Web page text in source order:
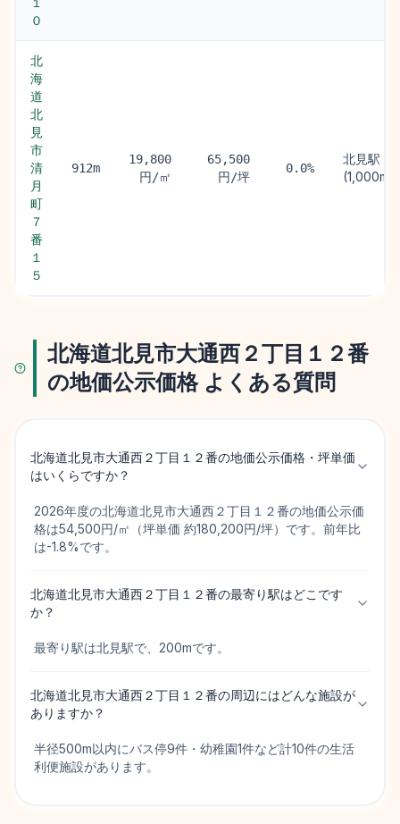
０
北
海
道
北
見
市
清
月
町
７
番
１
５
912m
19,800
円/㎡
65,500
円/坪
0.0%
北見駅
(1,000m)
北海道北見市大通西２丁目１２番
の地価公示価格 よくある質問
北海道北見市大通西２丁目１２番の地価公示価格・坪単価
はいくらですか？
2026年度の北海道北見市大通西２丁目１２番の地価公示価
格は54,500円/㎡（坪単価 約180,200円/坪）です。前年比
は-1.8%です。
北海道北見市大通西２丁目１２番の最寄り駅はどこです
か？
最寄り駅は北見駅で、200mです。
北海道北見市大通西２丁目１２番の周辺にはどんな施設が
ありますか？
半径500m以内にバス停9件・幼稚園1件など計10件の生活
利便施設があります。